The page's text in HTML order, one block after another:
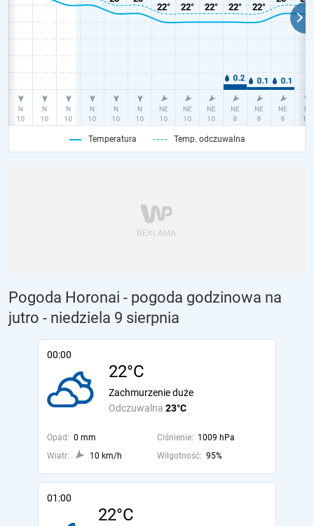
Temperatura Temp. odczuwalna
Pogoda Horonai - pogoda godzinowa na
jutro - niedziela 9 sierpnia
00:00
22°C
Odczuwalna 23°C
Zachmurzenie duże
Opad: 0 mm Ciśnienie: 1009 hPa
Wiatr:
10 km/h Wilgotność: 95%
01:00
22°C